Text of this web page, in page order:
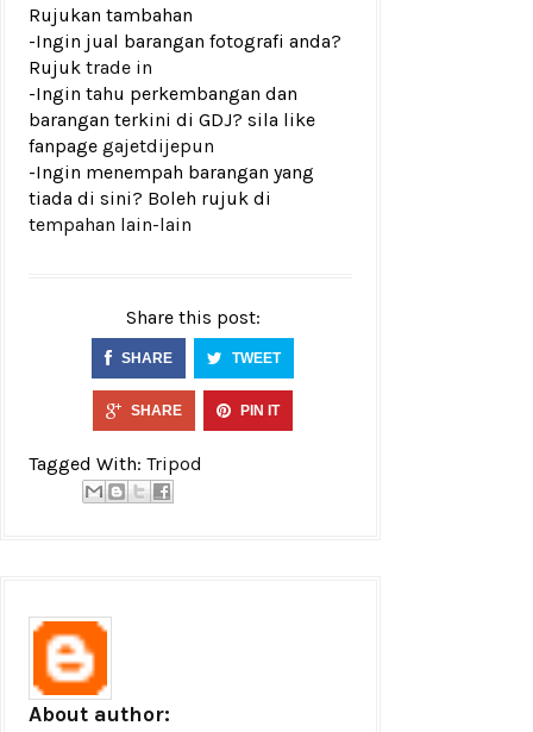
Rujukan tambahan
-Ingin jual barangan fotografi anda?
Rujuk trade in
-Ingin tahu perkembangan dan
barangan terkini di GDJ? sila like
fanpage gajetdijepun
-Ingin menempah barangan yang
tiada di sini? Boleh rujuk di
tempahan lain-lain
Share this post:
SHARE TWEET
SHARE PIN IT
Tagged With: Tripod
About author: